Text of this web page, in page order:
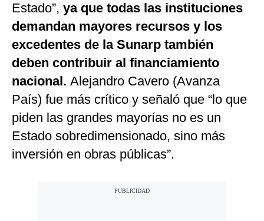
Estado”, ya que todas las instituciones
demandan mayores recursos y los
excedentes de la Sunarp también
deben contribuir al financiamiento
nacional. Alejandro Cavero (Avanza
País) fue más crítico y señaló que “lo que
piden las grandes mayorías no es un
Estado sobredimensionado, sino más
inversión en obras públicas”.